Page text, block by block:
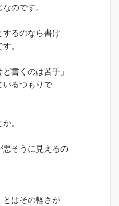
のです。
るのなら書け
。
書くのは苦手」
いるつもりで
。
悪そうに見えるの
とはその軽さが